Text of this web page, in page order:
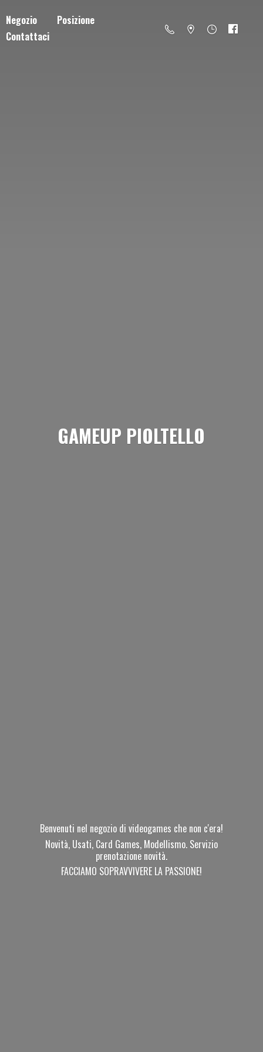
Negozio
Posizione
Contattaci
GAMEUP PIOLTELLO
Benvenuti nel negozio di videogames che non c'era!
Novità, Usati, Card Games, Modellismo. Servizio
prenotazione novità.
FACCIAMO SOPRAVVIVERE LA PASSIONE!